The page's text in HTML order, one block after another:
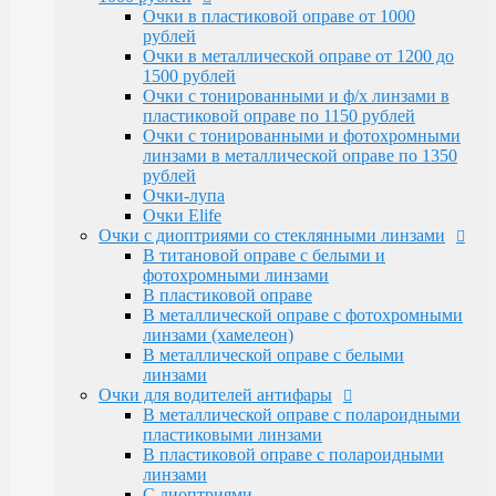
Очки Elife
Очки с диоптриями со стеклянными линзами
В титановой оправе с белыми и
фотохромными линзами
В пластиковой оправе
В металлической оправе с фотохромными
линзами (хамелеон)
В металлической оправе с белыми линзами
Очки для водителей антифары
В металлической оправе с полароидными
пластиковыми линзами
В пластиковой оправе с полароидными
линзами
С диоптриями
Очки для компьютера
В пластиковой оправе с полимерными
линзами
В металлической оправе
Тренажерные очки
В пластиковой оправе
В металлической оправе
Очки глаукомные
Очки Эксклюзивные Ricardi от 15000
Бренд оправы
Очки в пластиковой оправе от 1000
рублей
Очки в металлической оправе от 1200 до
1500 рублей
Очки с тонированными и ф/х линзами в
пластиковой оправе по 1150 рублей
Очки с тонированными и фотохромными
линзами в металлической оправе по 1350
рублей
Очки-лупа
Очки Elife
Очки с диоптриями со стеклянными линзами
В титановой оправе с белыми и
фотохромными линзами
В пластиковой оправе
В металлической оправе с фотохромными
линзами (хамелеон)
В металлической оправе с белыми
линзами
Очки для водителей антифары
В металлической оправе с полароидными
пластиковыми линзами
В пластиковой оправе с полароидными
линзами